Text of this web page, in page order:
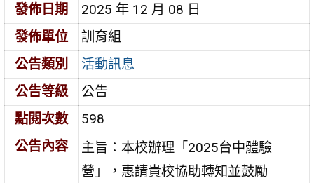
發佈日期
2025 年 12 月 08 日
發佈單位
訓育組
公告類別
活動訊息
公告等級
公告
點閱次數
598
公告內容
主旨：本校辦理「2025台中體驗
營」，惠請貴校協助轉知並鼓勵